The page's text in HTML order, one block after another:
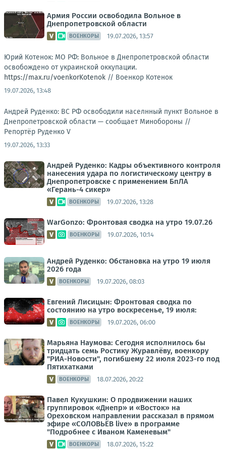
Армия России освободила Вольное в
Днепропетровской области
ВОЕНКОРЫ 19.07.2026, 13:57
Юрий Котенок: МО РФ: Вольное в Днепропетровской области
освобождено от украинской оккупации.
https://max.ru/voenkorKotenok // Военкор Котенок
19.07.2026, 13:48
Андрей Руденко: ВС РФ освободили населнный пункт Вольное в
Днепропетровской области — сообщает Минобороны //
Репортёр Руденко V
19.07.2026, 13:33
Андрей Руденко: Кадры объективного контроля
нанесения удара по логистическому центру в
Днепропетровске с применением БпЛА
«Герань-4 сикер»
ВОЕНКОРЫ 19.07.2026, 13:28
WarGonzo: Фронтовая сводка на утро 19.07.26
ВОЕНКОРЫ 19.07.2026, 10:14
Андрей Руденко: Обстановка на утро 19 июля
2026 года
ВОЕНКОРЫ 19.07.2026, 08:03
Евгений Лисицын: Фронтовая сводка по
состоянию на утро воскресенье, 19 июля:
ВОЕНКОРЫ 19.07.2026, 06:00
Марьяна Наумова: Сегодня исполнилось бы
тридцать семь Ростику Журавлёву, военкору
"РИА-Новости", погибшему 22 июля 2023-го под
Пятихатками
ВОЕНКОРЫ 18.07.2026, 20:22
Павел Кукушкин: О продвижении наших
группировок «Днепр» и «Восток» на
Ореховском направлении рассказал в прямом
эфире «СОЛОВЬЁВ live» в программе
"Подробнее с Иваном Каменевым"
ВОЕНКОРЫ 18.07.2026, 15:22